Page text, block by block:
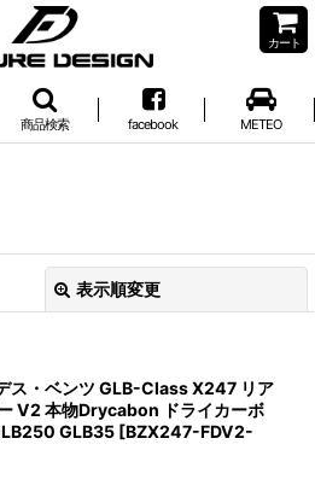
カート
商品検索 facebook METEO
表示順変更
ス・ベンツ GLB-Class X247 リア
V2 本物Drycabon ドライカーボ
GLB35 [BZX247-FDV2-